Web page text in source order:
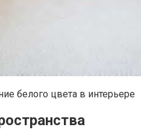
белого цвета в интерьере